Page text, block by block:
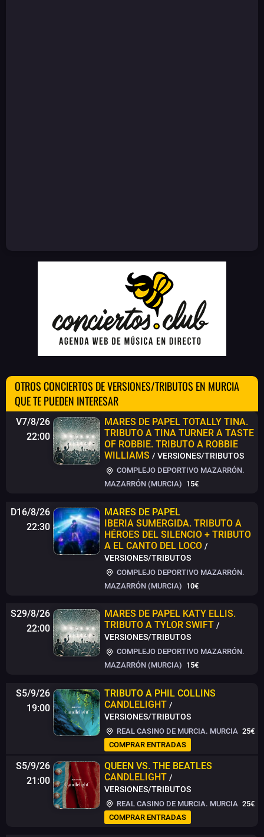
OTROS CONCIERTOS DE VERSIONES/TRIBUTOS EN MURCIA
QUE TE PUEDEN INTERESAR
V7/8/26
22:00
MARES DE PAPEL TOTALLY TINA.
TRIBUTO A TINA TURNER A TASTE
OF ROBBIE. TRIBUTO A ROBBIE
WILLIAMS / VERSIONES/TRIBUTOS
COMPLEJO DEPORTIVO MAZARRÓN.
MAZARRÓN (MURCIA) 15€
D16/8/26
22:30
MARES DE PAPEL
IBERIA SUMERGIDA. TRIBUTO A
HÉROES DEL SILENCIO + TRIBUTO
A EL CANTO DEL LOCO /
VERSIONES/TRIBUTOS
COMPLEJO DEPORTIVO MAZARRÓN.
MAZARRÓN (MURCIA) 10€
S29/8/26
22:00
MARES DE PAPEL KATY ELLIS.
TRIBUTO A TYLOR SWIFT /
VERSIONES/TRIBUTOS
COMPLEJO DEPORTIVO MAZARRÓN.
MAZARRÓN (MURCIA) 15€
S5/9/26
19:00
TRIBUTO A PHIL COLLINS
CANDLELIGHT /
VERSIONES/TRIBUTOS
REAL CASINO DE MURCIA. MURCIA 25€
COMPRAR ENTRADAS
S5/9/26
21:00
QUEEN VS. THE BEATLES
CANDLELIGHT /
VERSIONES/TRIBUTOS
REAL CASINO DE MURCIA. MURCIA 25€
COMPRAR ENTRADAS